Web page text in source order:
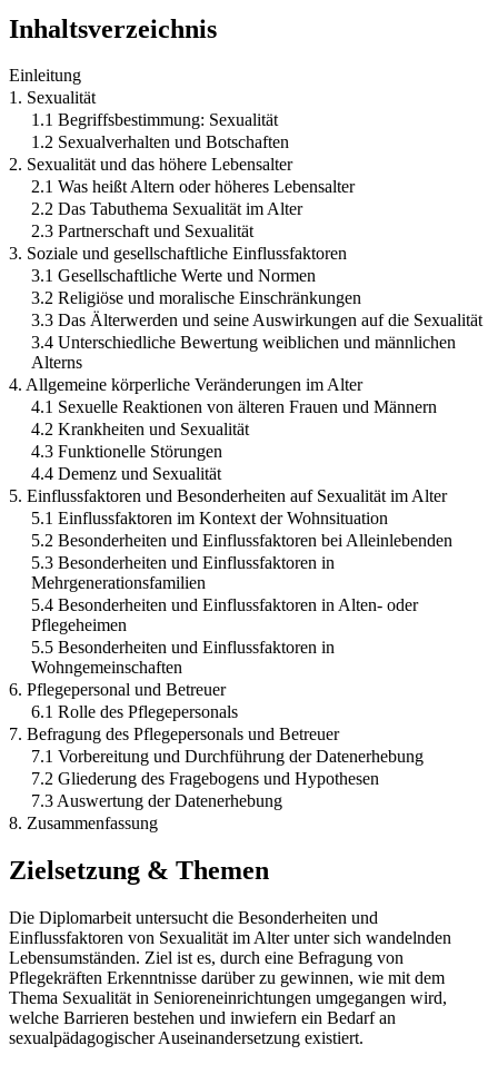
Inhaltsverzeichnis
Einleitung
1. Sexualität
1.1 Begriffsbestimmung: Sexualität
1.2 Sexualverhalten und Botschaften
2. Sexualität und das höhere Lebensalter
2.1 Was heißt Altern oder höheres Lebensalter
2.2 Das Tabuthema Sexualität im Alter
2.3 Partnerschaft und Sexualität
3. Soziale und gesellschaftliche Einflussfaktoren
3.1 Gesellschaftliche Werte und Normen
3.2 Religiöse und moralische Einschränkungen
3.3 Das Älterwerden und seine Auswirkungen auf die Sexualität
3.4 Unterschiedliche Bewertung weiblichen und männlichen
Alterns
4. Allgemeine körperliche Veränderungen im Alter
4.1 Sexuelle Reaktionen von älteren Frauen und Männern
4.2 Krankheiten und Sexualität
4.3 Funktionelle Störungen
4.4 Demenz und Sexualität
5. Einflussfaktoren und Besonderheiten auf Sexualität im Alter
5.1 Einflussfaktoren im Kontext der Wohnsituation
5.2 Besonderheiten und Einflussfaktoren bei Alleinlebenden
5.3 Besonderheiten und Einflussfaktoren in
Mehrgenerationsfamilien
5.4 Besonderheiten und Einflussfaktoren in Alten- oder
Pflegeheimen
5.5 Besonderheiten und Einflussfaktoren in
Wohngemeinschaften
6. Pflegepersonal und Betreuer
6.1 Rolle des Pflegepersonals
7. Befragung des Pflegepersonals und Betreuer
7.1 Vorbereitung und Durchführung der Datenerhebung
7.2 Gliederung des Fragebogens und Hypothesen
7.3 Auswertung der Datenerhebung
8. Zusammenfassung
Zielsetzung & Themen
Die Diplomarbeit untersucht die Besonderheiten und
Einflussfaktoren von Sexualität im Alter unter sich wandelnden
Lebensumständen. Ziel ist es, durch eine Befragung von
Pflegekräften Erkenntnisse darüber zu gewinnen, wie mit dem
Thema Sexualität in Senioreneinrichtungen umgegangen wird,
welche Barrieren bestehen und inwiefern ein Bedarf an
sexualpädagogischer Auseinandersetzung existiert.